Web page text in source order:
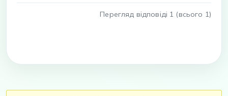
Перегляд відповіді 1 (всього 1)